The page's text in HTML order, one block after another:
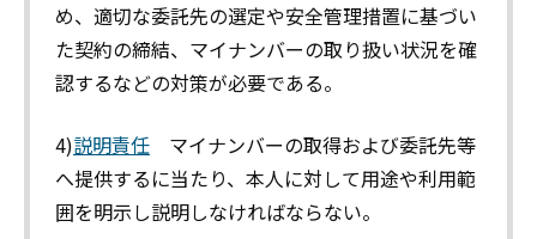
め、適切な委託先の選定や安全管理措置に基づい
た契約の締結、マイナンバーの取り扱い状況を確
認するなどの対策が必要である。
4)説明責任 マイナンバーの取得および委託先等
へ提供するに当たり、本人に対して用途や利用範
囲を明示し説明しなければならない。